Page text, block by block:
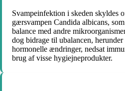
Svampeinfektion i skeden skyldes
gærsvampen Candida albicans,
balance med andre
dog bidrage til ubalancen,
hormonelle ændringer, nedsat
brug af visse hygiejneprodukter.